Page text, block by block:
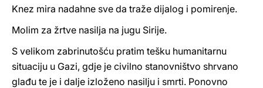
Knez mira nadahne sve da traže dijalog i pomirenje.
Molim za žrtve nasilja na jugu Sirije.
S velikom zabrinutošću pratim tešku humanitarnu
situaciju u Gazi, gdje je civilno stanovništvo shrvano
glađu te je i dalje izloženo nasilju i smrti. Ponovno